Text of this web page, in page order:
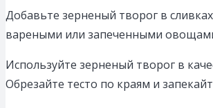
Добавьте зерненый творог в
вареными или запеченными
Используйте зерненый творог в
Обрезайте тесто по краям и